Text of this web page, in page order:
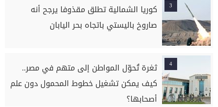
3
كوريا الشمالية تطلق مقذوفا يرجح أنه
صاروخ باليستي باتجاه بحر اليابان
4
ثغرة تُحوّل المواطن إلى متهم في مصر..
كيف يمكن تشغيل خطوط المحمول دون علم
أصحابها؟